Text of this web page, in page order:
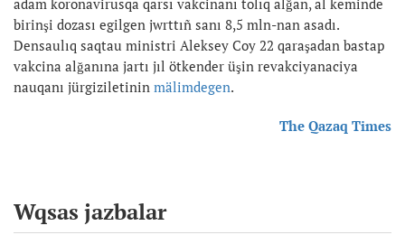
birinşi dozası egilgen jwrttıñ sanı 8,5 mln-nan asadı.
Densaulıq saqtau ministri Aleksey Coy 22 qaraşadan bastap
vakcina alğanına jartı jıl ötkender üşin revakciyanaciya
nauqanı jürgiziletinin mälimdegen.
The Qazaq Times
Wqsas jazbalar